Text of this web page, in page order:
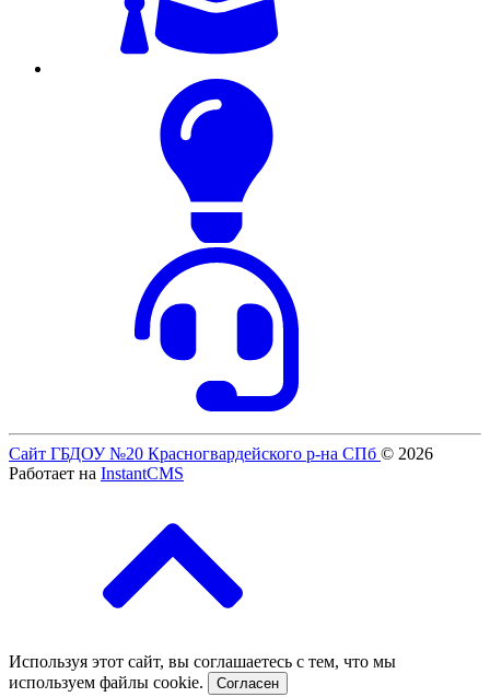
Сайт ГБДОУ №20 Красногвардейского р-на СПб © 2026
Работает на InstantCMS
Используя этот сайт, вы соглашаетесь с тем, что мы
используем файлы cookie.
Согласен